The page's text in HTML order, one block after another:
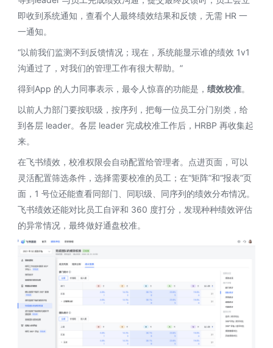
即收到系统通知，查看个人最终绩效结果和反馈，无需 HR 一
一通知。
“以前我们监测不到反馈情况；现在，系统能显示谁的绩效 1v1
沟通过了，对我们的管理工作有很大帮助。”
得到App 的人力同事表示，最令人惊喜的功能是， 绩效校准。
以前人力部门要按职级，按序列，把每一位员工分门别类，给
到各层 leader。各层 leader 完成校准工作后，HRBP 再收集起
来。
在飞书绩效，校准权限会自动配置给管理者。点进页面，可以
灵活配置筛选条件，选择需要校准的员工；在“矩阵”和“报表”页
面，1 号位还能查看同部门、同职级、同序列的绩效分布情况。
飞书绩效还能对比员工自评和 360 度打分，发现种种绩效评估
的异常情况，最终做好通盘校准。